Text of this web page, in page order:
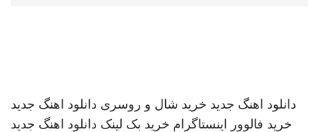
دانلود اهنگ جدید خرید شال و روسری دانلود اهنگ جدید
خرید فالوور اینستاگرام خرید بک لینک دانلود اهنگ جدید